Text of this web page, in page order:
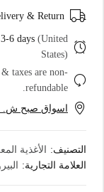
& Return
3-6 days (United
States)
taxes are non-
refundable.
اسواق صبح ش.
التصنيف:
الأغذية
العلامة التجارية: